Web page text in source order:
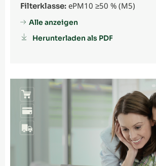
Filterklasse: ePM10 ≥50 % (M5)
Alle anzeigen
Herunterladen als PDF